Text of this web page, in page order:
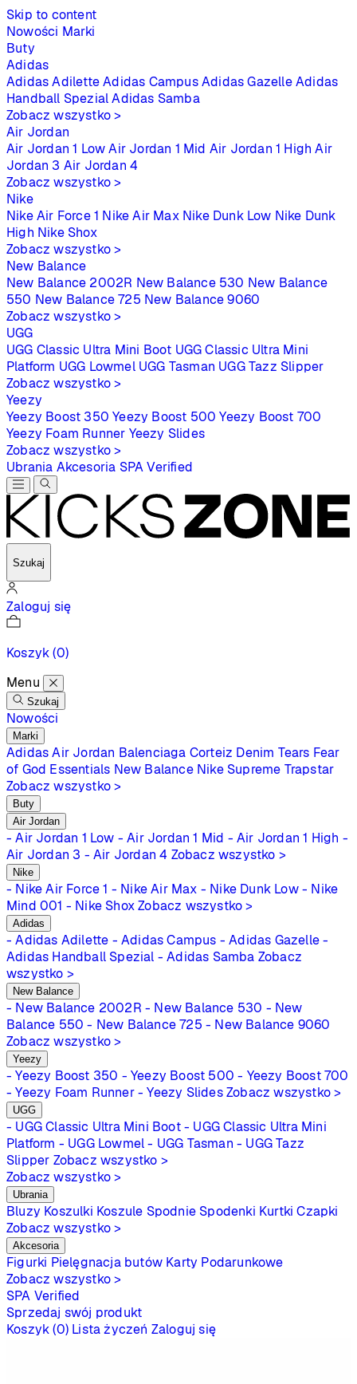
Skip to content
Nowości Marki
Buty
Adidas
Adidas Adilette Adidas Campus Adidas Gazelle Adidas
Handball Spezial Adidas Samba
Zobacz wszystko >
Air Jordan
Air Jordan 1 Low Air Jordan 1 Mid Air Jordan 1 High Air
Jordan 3 Air Jordan 4
Zobacz wszystko >
Nike
Nike Air Force 1 Nike Air Max Nike Dunk Low Nike Dunk
High Nike Shox
Zobacz wszystko >
New Balance
New Balance 2002R New Balance 530 New Balance
550 New Balance 725 New Balance 9060
Zobacz wszystko >
UGG
UGG Classic Ultra Mini Boot UGG Classic Ultra Mini
Platform UGG Lowmel UGG Tasman UGG Tazz Slipper
Zobacz wszystko >
Yeezy
Yeezy Boost 350 Yeezy Boost 500 Yeezy Boost 700
Yeezy Foam Runner Yeezy Slides
Zobacz wszystko >
Ubrania Akcesoria SPAVerified
Szukaj
Zaloguj się
Koszyk(0)
Menu
Szukaj
Nowości
Marki
Adidas Air Jordan Balenciaga Corteiz Denim Tears Fear
of God Essentials New Balance Nike Supreme Trapstar
Zobacz wszystko >
Buty
Air Jordan
- Air Jordan 1 Low - Air Jordan 1 Mid - Air Jordan 1 High -
Air Jordan 3 - Air Jordan 4 Zobacz wszystko >
Nike
- Nike Air Force 1 - Nike Air Max - Nike Dunk Low - Nike
Mind 001 - Nike Shox Zobacz wszystko >
Adidas
- Adidas Adilette - Adidas Campus - Adidas Gazelle -
Adidas Handball Spezial - Adidas Samba Zobacz
wszystko >
New Balance
- New Balance 2002R - New Balance 530 - New
Balance 550 - New Balance 725 - New Balance 9060
Zobacz wszystko >
Yeezy
- Yeezy Boost 350 - Yeezy Boost 500 - Yeezy Boost 700
- Yeezy Foam Runner - Yeezy Slides Zobacz wszystko >
UGG
- UGG Classic Ultra Mini Boot - UGG Classic Ultra Mini
Platform - UGG Lowmel - UGG Tasman - UGG Tazz
Slipper Zobacz wszystko >
Zobacz wszystko >
Ubrania
Bluzy Koszulki Koszule Spodnie Spodenki Kurtki Czapki
Zobacz wszystko >
Akcesoria
Figurki Pielęgnacja butów Karty Podarunkowe
Zobacz wszystko >
SPA Verified
Sprzedaj swój produkt
Koszyk (0) Lista życzeń Zaloguj się